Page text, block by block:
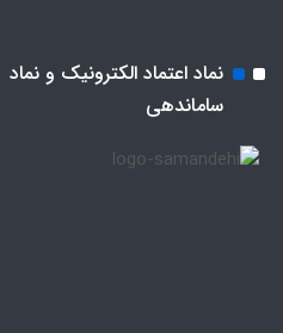
نماد اعتماد الکترونیک و نماد
ساماندهی